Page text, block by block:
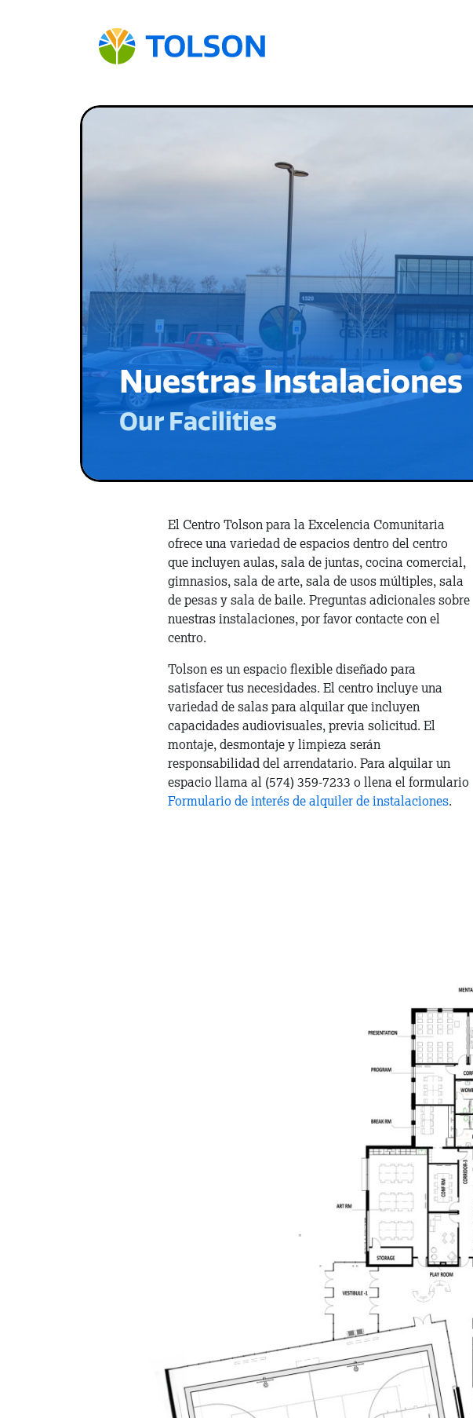
Nuestras Instalaciones
Our Facilities
El Centro Tolson para la Excelencia Comunitaria
ofrece una variedad de espacios dentro del centro
que incluyen aulas, sala de juntas, cocina comercial,
gimnasios, sala de arte, sala de usos múltiples, sala
de pesas y sala de baile. Preguntas adicionales sobre
nuestras instalaciones, por favor contacte con el
centro.
Tolson es un espacio flexible diseñado para
satisfacer tus necesidades. El centro incluye una
variedad de salas para alquilar que incluyen
capacidades audiovisuales, previa solicitud. El
montaje, desmontaje y limpieza serán
responsabilidad del arrendatario. Para alquilar un
espacio llama al (574) 359-7233 o llena el formulario
Formulario de interés de alquiler de instalaciones.